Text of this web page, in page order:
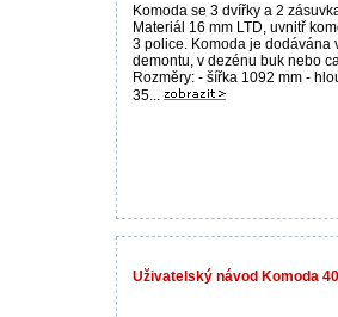
Komoda se 3 dvířky a 2
Materiál 16 mm LTD, uvnitř
3 police. Komoda je dodávána
demontu, v dezénu buk nebo
Rozměry: - šířka 1092 mm -
35...
Uživatelský návod Komoda